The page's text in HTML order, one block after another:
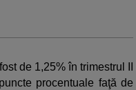
de 1,25% în trimestrul II
procentuale faţă de